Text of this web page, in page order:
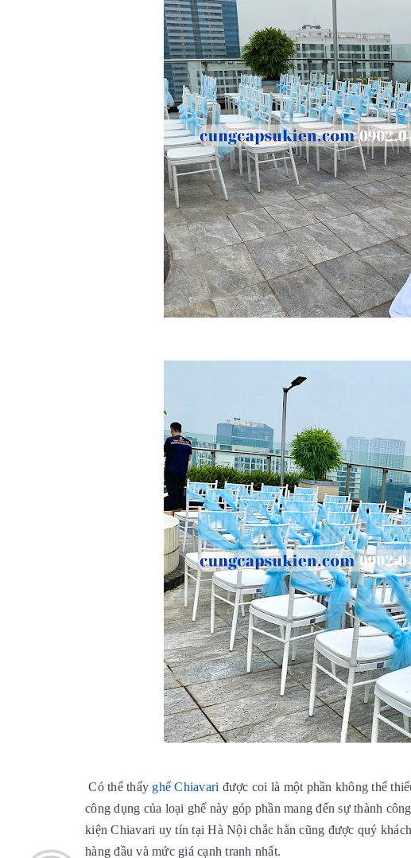
Có thể thấy ghế Chiavari được coi là một phần không thể
công dụng của loại ghế này góp phần mang đến sự thành
kiện Chiavari uy tín tại Hà Nội chắc hẳn cũng được quý
hàng đầu và mức giá cạnh tranh nhất.